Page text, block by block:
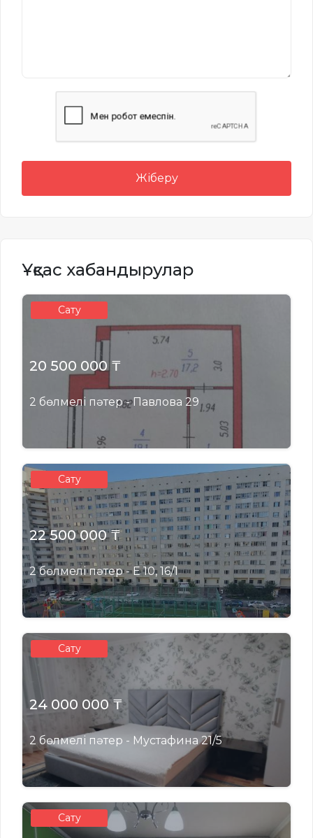
Жіберу
Ұқсас хабандырулар
Сату
20 500 000 ₸
2 бөлмелі пәтер - Павлова 29
Сату
22 500 000 ₸
2 бөлмелі пәтер - Е 10, 16/1
Сату
24 000 000 ₸
2 бөлмелі пәтер - Мустафина 21/5
Сату